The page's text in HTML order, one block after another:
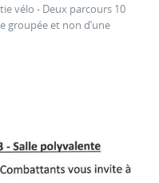
vélo - Deux parcours 10
groupée et non d’une